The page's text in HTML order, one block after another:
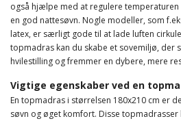
også hjælpe med at regulere temperaturen
en god nattesøvn. Nogle modeller, som
latex, er særligt gode til at lade luften
topmadras kan du skabe et sovemiljø, der
hvilestilling og fremmer en dybere, mere
Vigtige egenskaber ved en
En topmadras i størrelsen 180x210 cm er
søvn og øget komfort. Disse